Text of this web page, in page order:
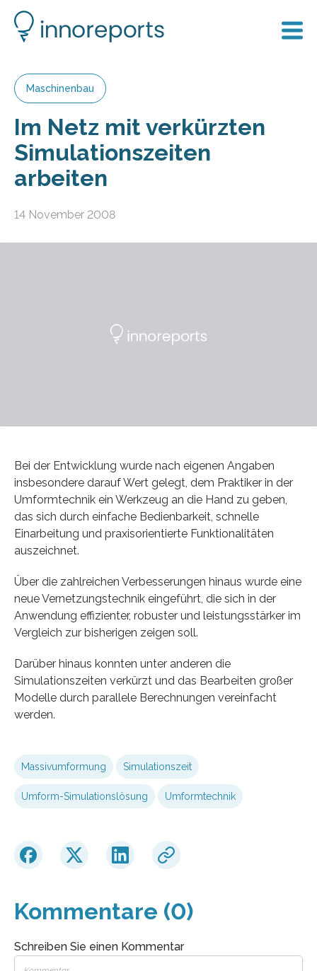
Maschinenbau
Im Netz mit verkürzten
Simulationszeiten
arbeiten
14 November 2008
Bei der Entwicklung wurde nach eigenen Angaben
insbesondere darauf Wert gelegt, dem Praktiker in der
Umformtechnik ein Werkzeug an die Hand zu geben,
das sich durch einfache Bedienbarkeit, schnelle
Einarbeitung und praxisorientierte Funktionalitäten
auszeichnet.
Über die zahlreichen Verbesserungen hinaus wurde eine
neue Vernetzungstechnik eingeführt, die sich in der
Anwendung effizienter, robuster und leistungsstärker im
Vergleich zur bisherigen zeigen soll.
Darüber hinaus konnten unter anderen die
Simulationszeiten verkürzt und das Bearbeiten großer
Modelle durch parallele Berechnungen vereinfacht
werden.
Massivumformung Simulationszeit
Umform-Simulationslösung Umformtechnik
Kommentare (0)
Schreiben Sie einen Kommentar